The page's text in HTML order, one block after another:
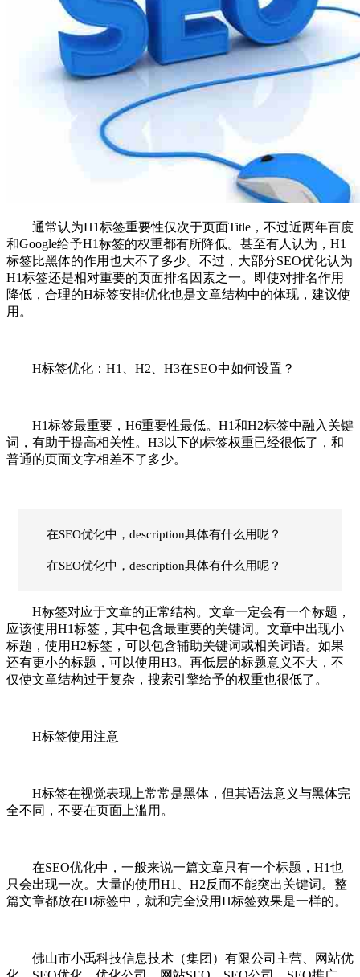
通常认为H1标签重要性仅次于页面Title，不过近两年百度
和Google给予H1标签的权重都有所降低。甚至有人认为，H1
标签比黑体的作用也大不了多少。不过，大部分SEO优化认为
H1标签还是相对重要的页面排名因素之一。即使对排名作用
降低，合理的H标签安排优化也是文章结构中的体现，建议使
用。
H标签优化：H1、H2、H3在SEO中如何设置？
H1标签最重要，H6重要性最低。H1和H2标签中融入关键
词，有助于提高相关性。H3以下的标签权重已经很低了，和
普通的页面文字相差不了多少。
在SEO优化中，description具体有什么用呢？
在SEO优化中，description具体有什么用呢？
H标签对应于文章的正常结构。文章一定会有一个标题，
应该使用H1标签，其中包含最重要的关键词。文章中出现小
标题，使用H2标签，可以包含辅助关键词或相关词语。如果
还有更小的标题，可以使用H3。再低层的标题意义不大，不
仅使文章结构过于复杂，搜索引擎给予的权重也很低了。
H标签使用注意
H标签在视觉表现上常常是黑体，但其语法意义与黑体完
全不同，不要在页面上滥用。
在SEO优化中，一般来说一篇文章只有一个标题，H1也
只会出现一次。大量的使用H1、H2反而不能突出关键词。整
篇文章都放在H标签中，就和完全没用H标签效果是一样的。
佛山市小禹科技信息技术（集团）有限公司主营、网站优